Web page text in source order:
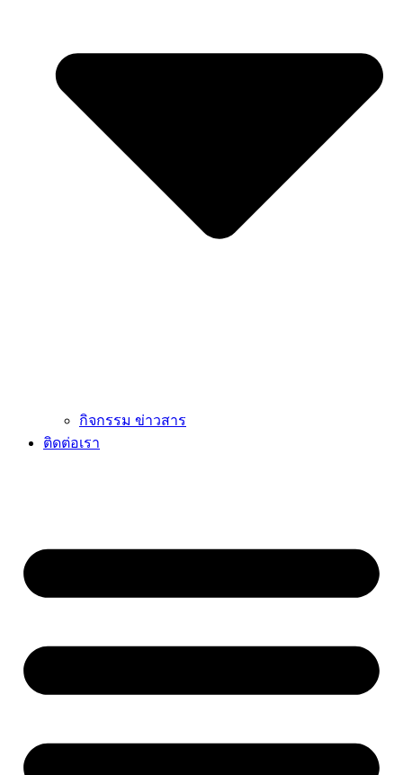
กิจกรรม ข่าวสาร
ติดต่อเรา